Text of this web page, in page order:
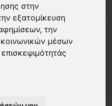
στην
εξατομίκευση
την
μέσων
είναι η ιστοσελίδα που
προς εσάς υπό τους
(«Όροι και
ή τη χρήση της Ιστοσελίδας
κατανοήσει και συμφωνήσει
δεσμεύεστε από
μέρος των
όπου αμφότερα έχουν
2251/1994, 2472/1997 και
και την ευρωπαϊκή νομοθεσία
την πρόσβαση σε ή τη χρήση